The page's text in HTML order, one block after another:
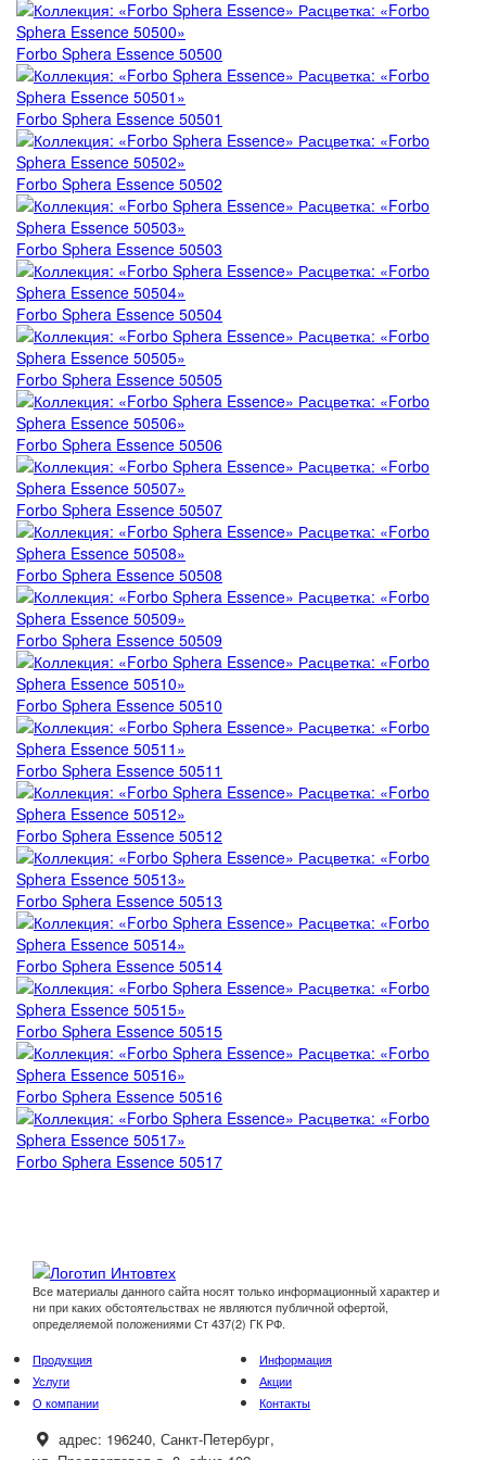
Forbo Marmoleum Cocoa
Forbo Marmoleum Acoustic
VERTIGO Flock Toronto
VERTIGO Flock California
Forbo Sphera Essence 50500
Forbo Sphera Essence 50501
Forbo Sphera Essence 50502
Forbo Sphera Essence 50503
Forbo Sphera Essence 50504
Forbo Sphera Essence 50505
Forbo Sphera Essence 50506
Forbo Sphera Essence 50507
Forbo Sphera Essence 50508
Forbo Sphera Essence 50509
Forbo Sphera Essence 50510
Forbo Sphera Essence 50511
Forbo Sphera Essence 50512
Forbo Sphera Essence 50513
Forbo Sphera Essence 50514
Forbo Sphera Essence 50515
Forbo Sphera Essence 50516
Forbo Sphera Essence 50517
Все материалы данного сайта носят только информационный характер и
ни при каких обстоятельствах не являются публичной офертой,
определяемой положениями Ст 437(2) ГК РФ.
Продукция
Услуги
О компании
Информация
Акции
Контакты
адрес: 196240, Санкт-Петербург,